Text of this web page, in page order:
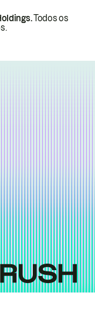
Todos os